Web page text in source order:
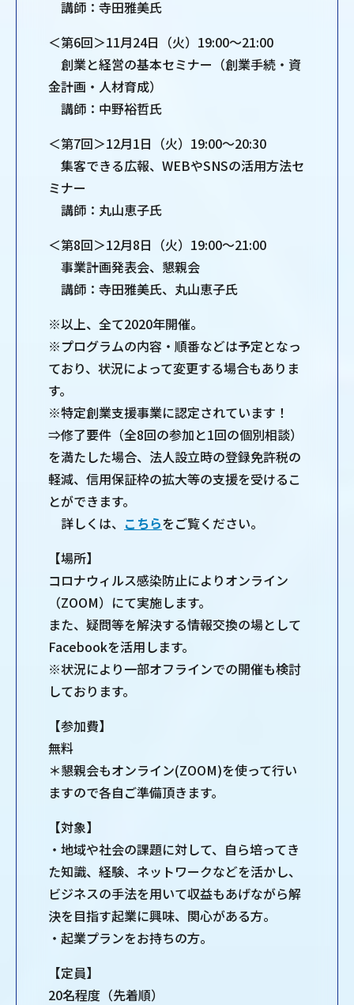
講師：寺田雅美氏
＜第6回＞11月24日（火）19:00～21:00
創業と経営の基本セミナー（創業手続・資
金計画・人材育成）
講師：中野裕哲氏
＜第7回＞12月1日（火）19:00～20:30
集客できる広報、WEBやSNSの活用方法セ
ミナー
講師：丸山恵子氏
＜第8回＞12月8日（火）19:00～21:00
事業計画発表会、懇親会
講師：寺田雅美氏、丸山恵子氏
※以上、全て2020年開催。
※プログラムの内容・順番などは予定となっ
ており、状況によって変更する場合もありま
す。
※特定創業支援事業に認定されています！
⇒修了要件（全8回の参加と1回の個別相談）
を満たした場合、法人設立時の登録免許税の
軽減、信用保証枠の拡大等の支援を受けるこ
とができます。
詳しくは、 こちらをご覧ください。
【場所】
コロナウィルス感染防止によりオンライン
（ZOOM）にて実施します。
また、疑問等を解決する情報交換の場として
Facebookを活用します。
※状況により一部オフラインでの開催も検討
しております。
【参加費】
無料
＊懇親会もオンライン(ZOOM)を使って行い
ますので各自ご準備頂きます。
【対象】
・地域や社会の課題に対して、自ら培ってき
た知識、経験、ネットワークなどを活かし、
ビジネスの手法を用いて収益もあげながら解
決を目指す起業に興味、関心がある方。
・起業プランをお持ちの方。
【定員】
20名程度（先着順）